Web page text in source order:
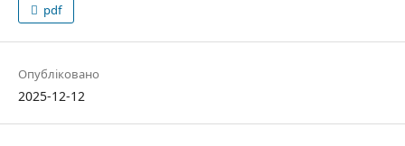
pdf
Опубліковано
2025-12-12